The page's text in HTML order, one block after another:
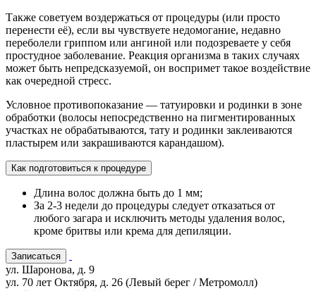
Также советуем воздержаться от процедуры (или просто
перенести её), если вы чувствуете недомогание, недавно
переболели гриппом или ангиной или подозреваете у себя
простудное заболевание. Реакция организма в таких случаях
может быть непредсказуемой, он воспримет такое воздействие
как очередной стресс.
Условное противопоказание — татуировки и родинки в зоне
обработки (волосы непосредственно на пигментированных
участках не обрабатываются, тату и родинки заклеиваются
пластырем или закрашиваются карандашом).
Как подготовиться к процедуре
Длина волос должна быть до 1 мм;
За 2-3 недели до процедуры следует отказаться от
любого загара и исключить методы удаления волос,
кроме бритвы или крема для депиляции.
Записаться
ул. Шаронова, д. 9
ул. 70 лет Октября, д. 26 (Левый берег / Метромолл)